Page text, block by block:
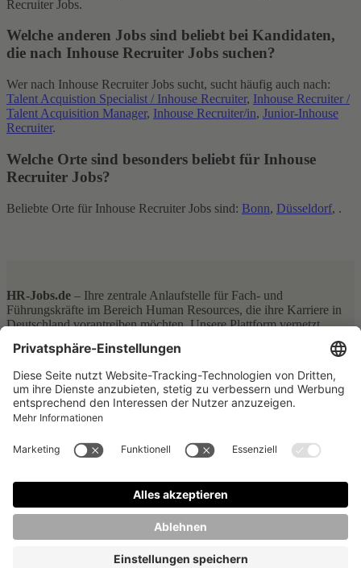
Recruiter Jobs.
Welche anderen Jobs sind beliebt bei Kandidaten,
die nach Inhouse Recruiter Jobs suchen?
Wer nach Inhouse Recruiter Jobs sucht, sucht häufig auch nach:
Talent Acquistion Specialist / Inhouse Recruiter, Inhouse Recruiter /
Talent Acquisition Manager, Inhouse Recruiter/in, Junior-Inhouse
Recruiter.
Welche Orte sind besonders beliebt für Inhouse
Recruiter Jobs?
Beliebte Orte für Inhouse Recruiter Jobs sind: Bonn, Düsseldorf, .
HR-Jobs.de – Ihre zentrale Anlaufstelle für Fach- und
Führungskräfte im Bereich Human Resources, die ihre Karriere in
Deutschland vorantreiben möchten. Unsere Plattform vernetzt
Bundesländern – von Berlin über Hamburg, Bayern bis hin zu
Nordrhein-Westfalen. Ganz gleich, ob Sie eine Position im
Recruiting, in der Personalentwicklung oder in einem anderen HR-
Bereich suchen, beiHR-Jobs.definden Sie eine breite Auswahl an
attraktiven Stellenangeboten aus ganz Deutschland.
Impressum
Preise